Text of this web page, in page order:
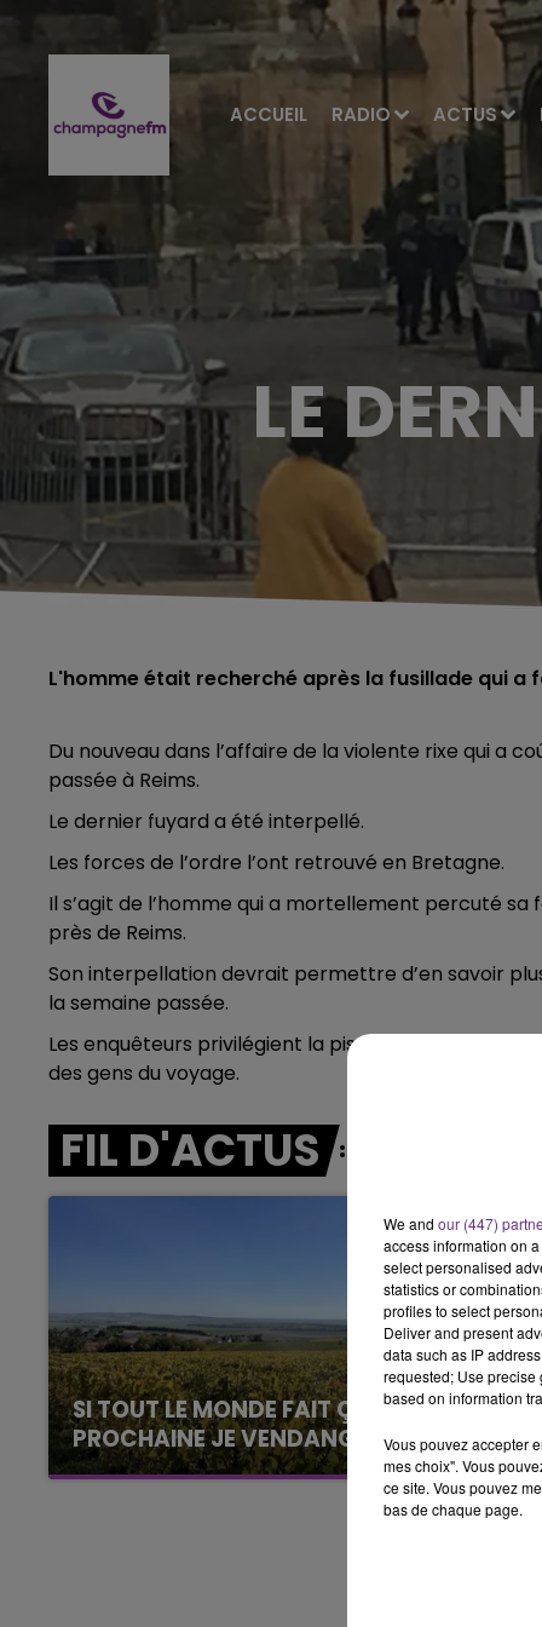
ACCUEIL RADIO ACTUS
LE BEST OF DE LA FAMILLE
CHAMPAGNE FM
LE
L'homme était recherché après la fusillade qui a
Du nouveau dans l’affaire de la violente rixe qui a
passée à Reims.
Le dernier fuyard a été interpellé.
Les forces de l’ordre l’ont retrouvé en Bretagne.
Il s’agit de l’homme qui a mortellement percuté
près de Reims.
Son interpellation devrait permettre d’en savoir
la semaine passée.
Les enquêteurs privilégient la piste du règlement
des gens du voyage.
FIL D'ACTUS
SI TOUT LE MONDE FAIT ÇA, MOI L'ANNÉE
PROCHAINE JE VENDANGE EN...
La vendange en Champagne a débuté ce jeudi
6 août dans la commune de Montgueux (Aube).
We and our (447)
access information on
select personalised
statistics or
profiles to select
Deliver and present
data such as IP
requested; Use precise
based on information
Vous pouvez accepter
mes choix". Vous
ce site. Vous pouvez
bas de chaque page.